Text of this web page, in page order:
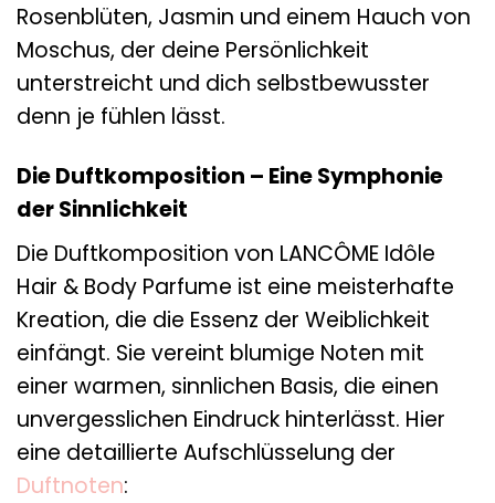
Rosenblüten, Jasmin und einem Hauch von
Moschus, der deine Persönlichkeit
unterstreicht und dich selbstbewusster
denn je fühlen lässt.
Die Duftkomposition – Eine Symphonie
der Sinnlichkeit
Die Duftkomposition von LANCÔME Idôle
Hair & Body Parfume ist eine meisterhafte
Kreation, die die Essenz der Weiblichkeit
einfängt. Sie vereint blumige Noten mit
einer warmen, sinnlichen Basis, die einen
unvergesslichen Eindruck hinterlässt. Hier
eine detaillierte Aufschlüsselung der
Duftnoten: